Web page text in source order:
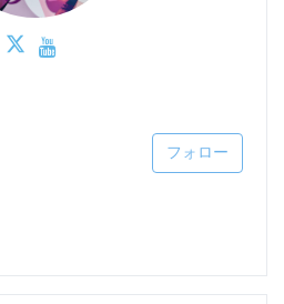
フォロー